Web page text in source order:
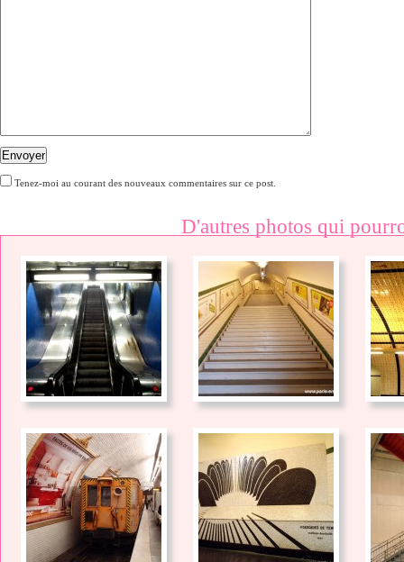
Envoyer
Tenez-moi au courant des nouveaux commentaires sur ce post.
D'autres photos qui